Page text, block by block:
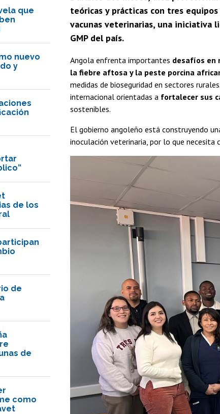
que
nuevo
y
de los
de
de
como
teóricas y prácticas con tres
vacunas veterinarias, una iniciativa
GMP del país.
Angola enfrenta importantes desafíos en
la fiebre aftosa y la peste porcina
medidas de bioseguridad en sectores
internacional orientadas a fortalecer sus
sostenibles.
El gobierno angoleño está construyendo
inoculación veterinaria, por lo que